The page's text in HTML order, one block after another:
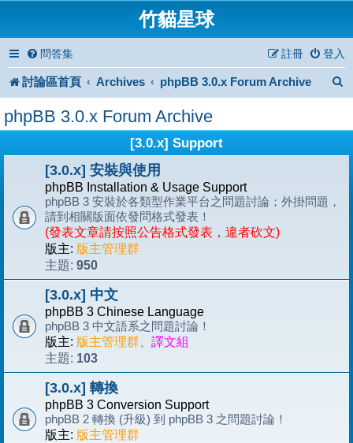
竹貓星球
問答集 登入
註冊
討論區首頁 Archives phpBB 3.0.x Forum Archive
phpBB 3.0.x Forum Archive
[3.0.x] Support
[3.0.x] 安裝與使用
phpBB Installation & Usage Support
phpBB 3 安裝於各類型作業平台之問題討論；外掛問題，
請到相關版面依發問格式發表！
(發表文章請按照公告格式發表，違者砍文)
版主: 版主管理群
主題: 950
[3.0.x] 中文
phpBB 3 Chinese Language
phpBB 3 中文語系之問題討論！
版主: 版主管理群
譯文組
主題: 103
[3.0.x] 轉換
phpBB 3 Conversion Support
phpBB 2 轉換 (升級) 到 phpBB 3 之問題討論！
版主: 版主管理群